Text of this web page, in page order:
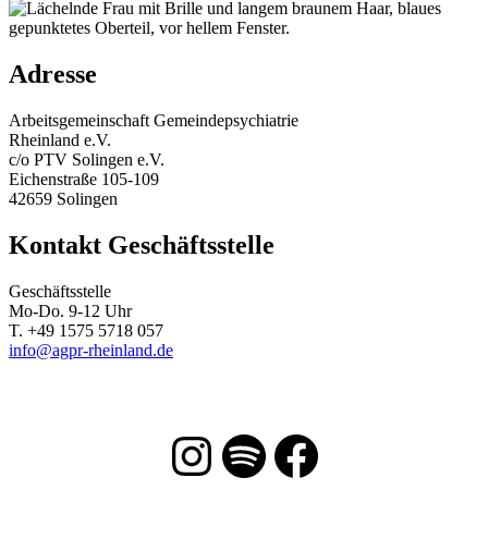
Adresse
Arbeitsgemeinschaft Gemeindepsychiatrie
Rheinland e.V.
c/o PTV Solingen e.V.
Eichenstraße 105-109
42659 Solingen
Kontakt Geschäftsstelle
Geschäftsstelle
Mo-Do. 9-12 Uhr
T. +49 1575 5718 057
info@agpr-rheinland.de
Instagram Spotify Facebook